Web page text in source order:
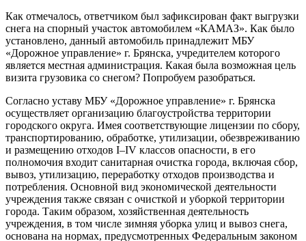
Как отмечалось, ответчиком был зафиксирован факт выгрузки
снега на спорный участок автомобилем «КАМАЗ». Как было
установлено, данный автомобиль принадлежит МБУ
«Дорожное управление» г. Брянска, учредителем которого
является местная администрация. Какая была возможная цель
визита грузовика со снегом? Попробуем разобраться.
Согласно уставу МБУ «Дорожное управление» г. Брянска
осуществляет организацию благоустройства территории
городского округа. Имея соответствующие лицензии по сбору,
транспортированию, обработке, утилизации, обезвреживанию
и размещению отходов I–IV классов опасности, в его
полномочия входит санитарная очистка города, включая сбор,
вывоз, утилизацию, переработку отходов производства и
потребления. Основной вид экономической деятельности
учреждения также связан с очисткой и уборкой территории
города. Таким образом, хозяйственная деятельность
учреждения, в том числе зимняя уборка улиц и вывоз снега,
основана на нормах, предусмотренных Федеральным законом